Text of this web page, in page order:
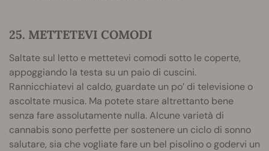
25. METTETEVI COMODI
Saltate sul letto e mettetevi comodi sotto le coperte,
appoggiando la testa su un paio di cuscini.
Rannicchiatevi al caldo, guardate un po’ di televisione o
ascoltate musica. Ma potete stare altrettanto bene
senza fare assolutamente nulla. Alcune varietà di
cannabis sono perfette per sostenere un ciclo di sonno
salutare, sia che vogliate fare un bel pisolino o godervi un